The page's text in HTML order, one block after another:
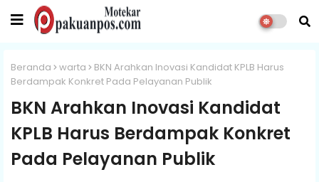
Beranda warta
BKN Arahkan Inovasi Kandidat KPLB Harus
Berdampak Konkret Pada Pelayanan Publik
BKN Arahkan Inovasi Kandidat
KPLB Harus Berdampak Konkret
Pada Pelayanan Publik